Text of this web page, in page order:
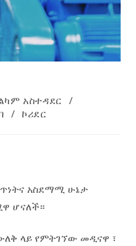
አስተዳደር /
/ ኮሪደር
አስደማሚ ሁኔታ
ሆናለች።
ላይ የምትገኘው መዲናዋ ፣